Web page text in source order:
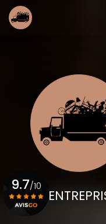
Aller
au
contenu
9.7/10